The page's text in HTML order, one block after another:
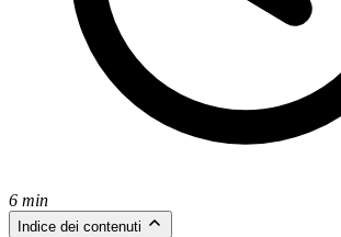
6 min
Indice dei contenuti